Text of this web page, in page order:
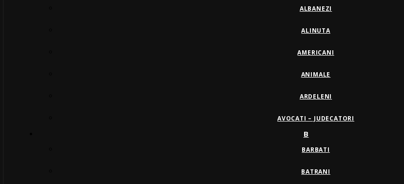
ALBANEZI
ALINUTA
AMERICANI
ANIMALE
ARDELENI
AVOCATI – JUDECATORI
B
BARBATI
BATRANI